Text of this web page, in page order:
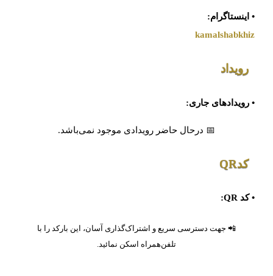
• اینستاگرام:
kamalshabkhiz
رویداد
• رویدادهای جاری:
📅 درحال حاضر رویدادی موجود نمی‌باشد.
کدQR
• کد QR:
📲 جهت دسترسی سریع و اشتراک‌گذاری آسان، این بارکد را با
تلفن‌همراه اسکن نمائید.